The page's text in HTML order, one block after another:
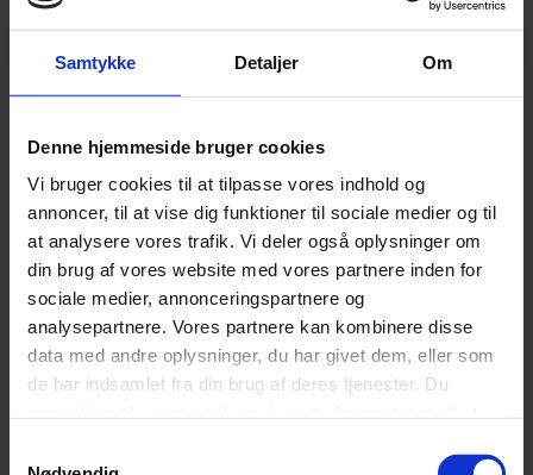
Samtykke Detaljer Om
Denne hjemmeside bruger cookies
Vi bruger cookies til at tilpasse vores indhold og
annoncer, til at vise dig funktioner til sociale medier og til
at analysere vores trafik. Vi deler også oplysninger om
din brug af vores website med vores partnere inden for
sociale medier, annonceringspartnere og
analysepartnere. Vores partnere kan kombinere disse
data med andre oplysninger, du har givet dem, eller som
de har indsamlet fra din brug af deres tjenester. Du
Farve
Anthracite
,
,
Lysegrå
,
Sand
Egetræ ben
,